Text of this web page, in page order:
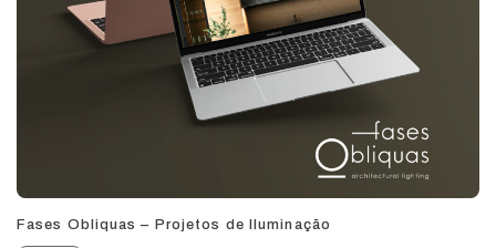
Fases Obliquas – Projetos de Iluminação